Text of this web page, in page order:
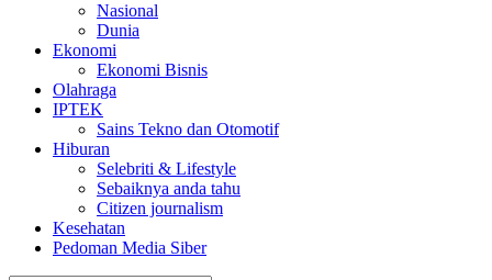
Nasional
Dunia
Ekonomi
Ekonomi Bisnis
Olahraga
IPTEK
Sains Tekno dan Otomotif
Hiburan
Selebriti & Lifestyle
Sebaiknya anda tahu
Citizen journalism
Kesehatan
Pedoman Media Siber